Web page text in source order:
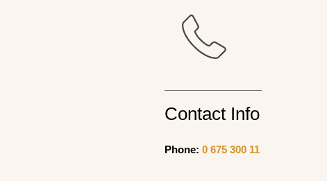
Contact Info
Phone: 0 675 300 11